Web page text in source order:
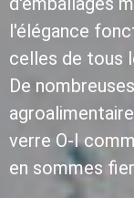
l'élégance
celles de tous
De
verre O-I
en sommes